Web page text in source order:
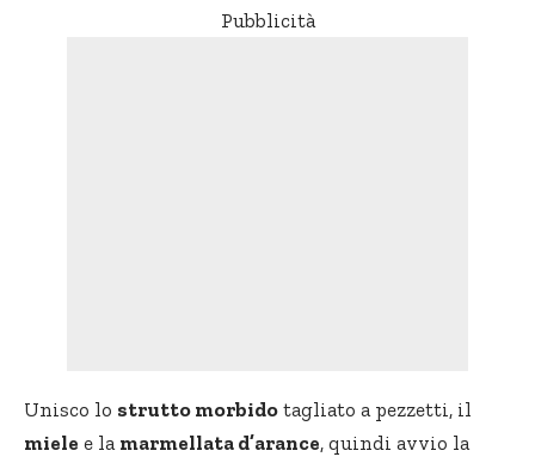
Pubblicità
Unisco lo strutto morbido tagliato a pezzetti, il
miele e la marmellata d’arance, quindi avvio la